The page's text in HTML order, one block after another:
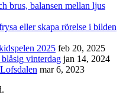
brus, balansen mellan ljus
eller skapa rörelse i bilden
2025 feb 20, 2025
vinterdag jan 14, 2024
mar 6, 2023